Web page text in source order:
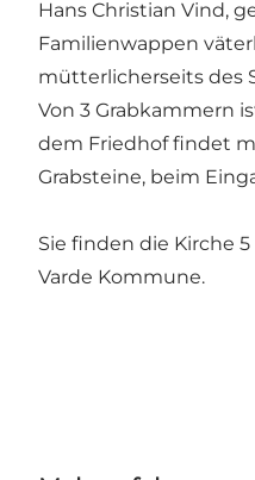
Hans Christian Vind,
Familienwappen
mütterlicherseits des
Von 3 Grabkammern
dem Friedhof findet
Grabsteine, beim
Sie finden die Kirche
Varde Kommune.